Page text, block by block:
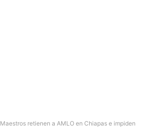
Maestros retienen a AMLO en Chiapas e impiden